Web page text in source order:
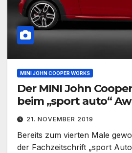
MINI JOHN COOPER WORKS
Der MINI John
beim „sport auto“
21. NOVEMBER 2019
Bereits zum vierten Male
der Fachzeitschrift „sport